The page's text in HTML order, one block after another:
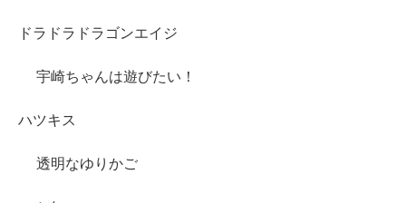
ドラドラドラゴンエイジ
宇崎ちゃんは遊びたい！
ハツキス
透明なゆりかご